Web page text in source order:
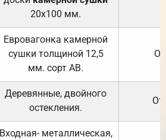
20х100 мм.
Евровагонка камерной
сушки толщиной 12,5
мм. сорт АВ.
Деревянные, двойного
остекления.
Входная- металлическая,